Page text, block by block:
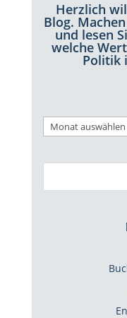
Herzlich
Blog.
und lesen
welche
Politik